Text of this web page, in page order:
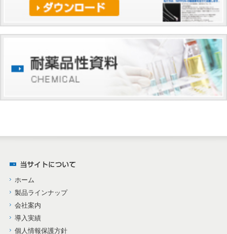
ホーム
製品ラインナップ
会社案内
導入実績
個人情報保護方針